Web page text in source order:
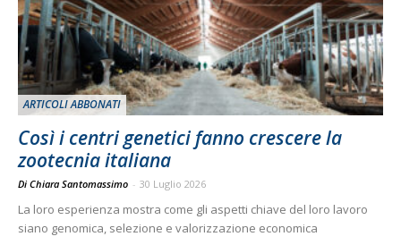
ARTICOLI ABBONATI
Così i centri genetici fanno crescere la
zootecnia italiana
Di Chiara Santomassimo - 30 Luglio 2026
La loro esperienza mostra come gli aspetti chiave del loro lavoro
siano genomica, selezione e valorizzazione economica